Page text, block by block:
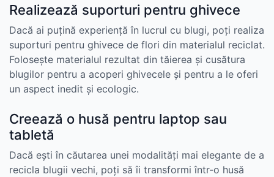
Realizează suporturi pentru ghivece
Dacă ai puțină experiență în lucrul cu blugi, poți realiza
suporturi pentru ghivece de flori din materialul reciclat.
Folosește materialul rezultat din tăierea și cusătura
blugilor pentru a acoperi ghivecele și pentru a le oferi
un aspect inedit și ecologic.
Creează o husă pentru laptop sau
tabletă
Dacă ești în căutarea unei modalități mai elegante de a
recicla blugii vechi, poți să îi transformi într-o husă